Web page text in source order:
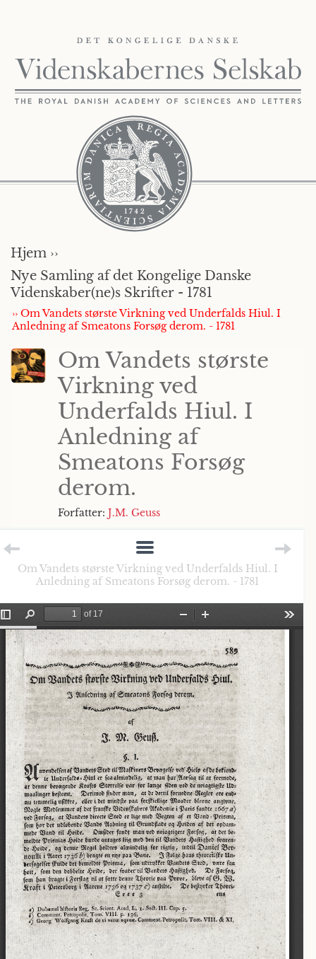
Hjem ››
Nye Samling af det Kongelige Danske
Videnskaber(ne)s Skrifter - 1781
›› Om Vandets største Virkning ved Underfalds Hiul. I
Anledning af Smeatons Forsøg derom. - 1781
Om Vandets største
Virkning ved
Underfalds Hiul. I
Anledning af
Smeatons Forsøg
derom.
Forfatter: J.M. Geuss
Om Vandets største Virkning ved Underfalds Hiul. I
Anledning af Smeatons Forsøg derom. - 1781